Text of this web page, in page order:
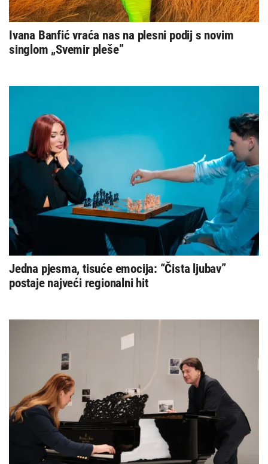
Ivana Banfić vraća nas na plesni podij s novim
singlom „Svemir pleše”
Jedna pjesma, tisuće emocija: “Čista ljubav”
postaje najveći regionalni hit